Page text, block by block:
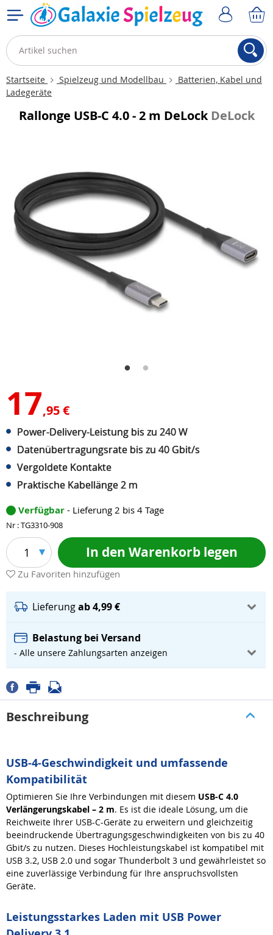
Startseite Spielzeug und Modellbau
Batterien, Kabel und
Ladegeräte
Rallonge USB-C 4.0 - 2 m DeLockDeLock
17,95 €
Power-Delivery-Leistung bis zu 240 W
Datenübertragungsrate bis zu 40 Gbit/s
Vergoldete Kontakte
Praktische Kabellänge 2 m
Verfügbar - Lieferung 2 bis 4 Tage
Nr : TG3310-908
1 In den Warenkorb legen
Zu Favoriten hinzufügen
Lieferungab 4,99 €
Belastung bei Versand
- Alle unsere Zahlungsarten anzeigen
Beschreibung
USB-4-Geschwindigkeit und umfassende
Kompatibilität
Optimieren Sie Ihre Verbindungen mit diesem USB-C 4.0
Verlängerungskabel – 2 m. Es ist die ideale Lösung, um die
Reichweite Ihrer USB-C-Geräte zu erweitern und gleichzeitig
beeindruckende Übertragungsgeschwindigkeiten von bis zu 40
Gbit/s zu nutzen. Dieses Hochleistungskabel ist kompatibel mit
USB 3.2, USB 2.0 und sogar Thunderbolt 3 und gewährleistet so
eine zuverlässige Verbindung für Ihre anspruchsvollsten
Geräte.
Leistungsstarkes Laden mit USB Power